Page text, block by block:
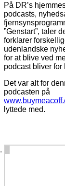
På DR’s
podcasts,
”Genstart”, taler
forklarer
udenlandske
for at blive ved
podcast bliver for
Det var alt for
podcasten på
lyttede med.